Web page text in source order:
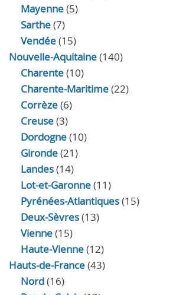
Mayenne(5)
Sarthe(7)
Vendée(15)
Nouvelle-Aquitaine(140)
Charente(10)
Charente-Maritime(22)
Corrèze(6)
Creuse(3)
Dordogne(10)
Gironde(21)
Landes(14)
Lot-et-Garonne(11)
Pyrénées-Atlantiques(15)
Deux-Sèvres(13)
Vienne(15)
Haute-Vienne(12)
Hauts-de-France(43)
Nord(16)